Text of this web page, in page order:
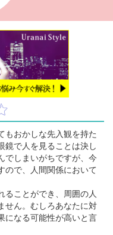
おかしな先入観を持た
鏡で人を見ることは決し
でしまいがちですが、今
ので、人間関係において
ことができ、周囲の人
せん。むしろあなたに対
になる可能性が高いと言